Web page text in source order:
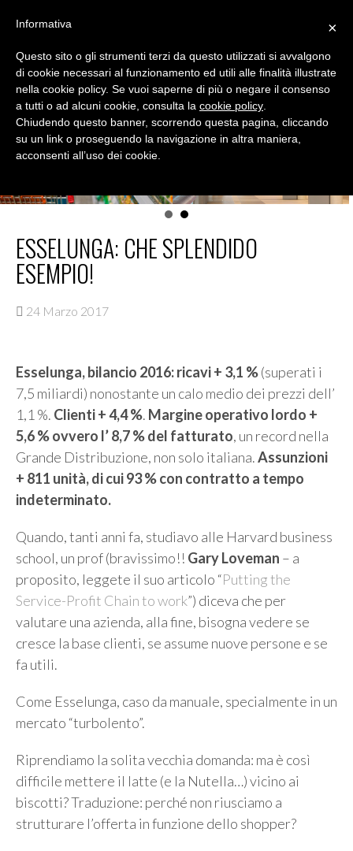
content
DIALOGICA
Conoscere lo shopper per migliorare le vendite
ESSELUNGA: CHE SPLENDIDO
ESEMPIO!
24 Marzo 2017
Esselunga, bilancio 2016:ricavi + 3,1 %(superati i
7,5 miliardi) nonostante un calo medio dei prezzi dell’
1,1 %. Clienti + 4,4 %. Margine operativo lordo +
5,6 %ovvero l’ 8,7 % del fatturato, un record nella
Grande Distribuzione, non solo italiana.Assunzioni
+ 811 unità, di cui 93 % con contratto a tempo
indeterminato.
Quando, tanti anni fa, studiavo alle Harvard business
school, un prof (bravissimo!! Gary Loveman – a
proposito, leggete il suo articolo “Putting the
Service-Profit Chain to work”) diceva che per
valutare una azienda, alla fine, bisogna vedere se
cresce la base clienti, se assume nuove persone e se
fa utili.
Come Esselunga, caso da manuale, specialmente in un
mercato “turbolento”.
Riprendiamo la solita vecchia domanda: ma è così
difficile mettere il latte (e la Nutella…) vicino ai
biscotti? Traduzione: perché non riusciamo a
strutturare l’offerta in funzione dello shopper?
×
Informativa
Questo sito o gli strumenti terzi da questo utilizzati si avvalgono
di cookie necessari al funzionamento ed utili alle finalità illustrate
nella cookie policy. Se vuoi saperne di più o negare il consenso
a tutti o ad alcuni cookie, consulta la cookie policy
Chiudendo questo banner, scorrendo questa pagina, cliccando
su un link o proseguendo la navigazione in altra maniera,
acconsenti all’uso dei cookie.